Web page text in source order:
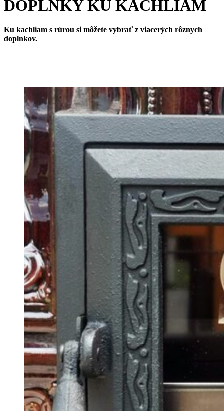
DOPLNKY KU KACHLIAM
Ku kachliam s rúrou si môžete vybrať z viacerých rôznych
doplnkov.